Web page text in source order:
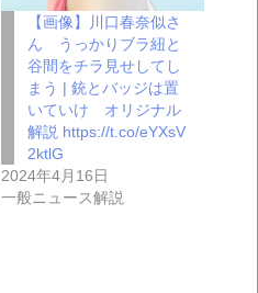
【画像】川口春奈似さ
ん うっかりブラ紐と
谷間をチラ見せしてし
まう | 銃とバッジは置
いていけ オリジナル
解説 https://t.co/eYXsV
2ktlG
2024年4月16日
一般ニュース解説